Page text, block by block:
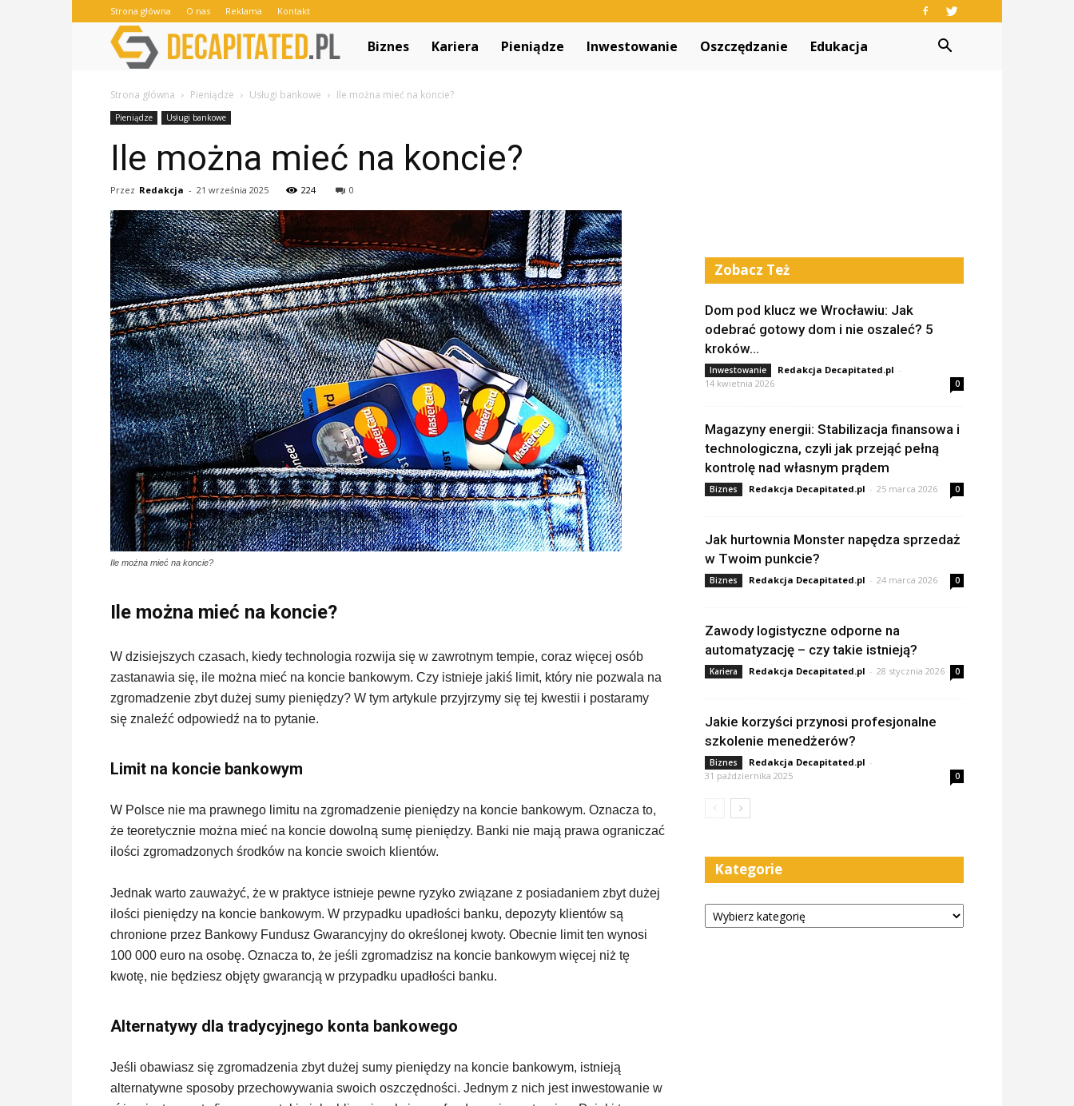
Strona główna O nas Reklama Kontakt
Decapitated.pl
Biznes Kariera Pieniądze Inwestowanie Oszczędzanie Edukacja
Strona główna Pieniądze Usługi bankowe Ile można mieć na koncie?
Pieniądze Usługi bankowe
Ile można mieć na koncie?
Przez Redakcja - 21 września 2025 224 0
Ile można mieć na koncie?
Ile można mieć na koncie?
W dzisiejszych czasach, kiedy technologia rozwija się w zawrotnym tempie, coraz więcej osób
zastanawia się, ile można mieć na koncie bankowym. Czy istnieje jakiś limit, który nie pozwala na
zgromadzenie zbyt dużej sumy pieniędzy? W tym artykule przyjrzymy się tej kwestii i postaramy
się znaleźć odpowiedź na to pytanie.
Limit na koncie bankowym
W Polsce nie ma prawnego limitu na zgromadzenie pieniędzy na koncie bankowym. Oznacza to,
że teoretycznie można mieć na koncie dowolną sumę pieniędzy. Banki nie mają prawa ograniczać
ilości zgromadzonych środków na koncie swoich klientów.
Jednak warto zauważyć, że w praktyce istnieje pewne ryzyko związane z posiadaniem zbyt dużej
ilości pieniędzy na koncie bankowym. W przypadku upadłości banku, depozyty klientów są
chronione przez Bankowy Fundusz Gwarancyjny do określonej kwoty. Obecnie limit ten wynosi
100 000 euro na osobę. Oznacza to, że jeśli zgromadzisz na koncie bankowym więcej niż tę
kwotę, nie będziesz objęty gwarancją w przypadku upadłości banku.
Alternatywy dla tradycyjnego konta bankowego
Jeśli obawiasz się zgromadzenia zbyt dużej sumy pieniędzy na koncie bankowym, istnieją
alternatywne sposoby przechowywania swoich oszczędności. Jednym z nich jest inwestowanie w
Zobacz Też
Dom pod klucz we Wrocławiu: Jak
odebrać gotowy dom i nie oszaleć? 5
kroków...
Inwestowanie Redakcja Decapitated.pl -
14 kwietnia 2026
0
Magazyny energii: Stabilizacja finansowa i
technologiczna, czyli jak przejąć pełną
kontrolę nad własnym prądem
Biznes Redakcja Decapitated.pl - 25 marca 2026 0
Jak hurtownia Monster napędza sprzedaż
w Twoim punkcie?
Biznes Redakcja Decapitated.pl - 24 marca 2026 0
Zawody logistyczne odporne na
automatyzację – czy takie istnieją?
Kariera Redakcja Decapitated.pl - 28 stycznia 2026 0
Jakie korzyści przynosi profesjonalne
szkolenie menedżerów?
Biznes Redakcja Decapitated.pl -
31 października 2025
0
Kategorie
Kategorie